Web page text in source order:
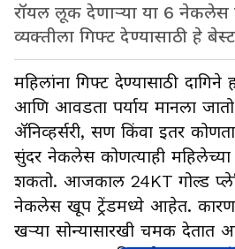
रॉयल लूक देणाऱ्या या 6 नेकलेस
व्यक्तीला गिफ्ट देण्यासाठी हे
महिलांना गिफ्ट देण्यासाठी
आणि आवडता पर्याय मानला
ॲनिव्हर्सरी, सण किंवा इतर
सुंदर नेकलेस कोणत्याही
शकतो. आजकाल 24KT गोल्ड
नेकलेस खूप ट्रेंडमध्ये आहेत. कारण
खऱ्या सोन्यासारखी चमक देतात